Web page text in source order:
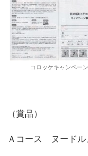
コロッケキャンペーン
（賞品）
Ａコース ヌードル